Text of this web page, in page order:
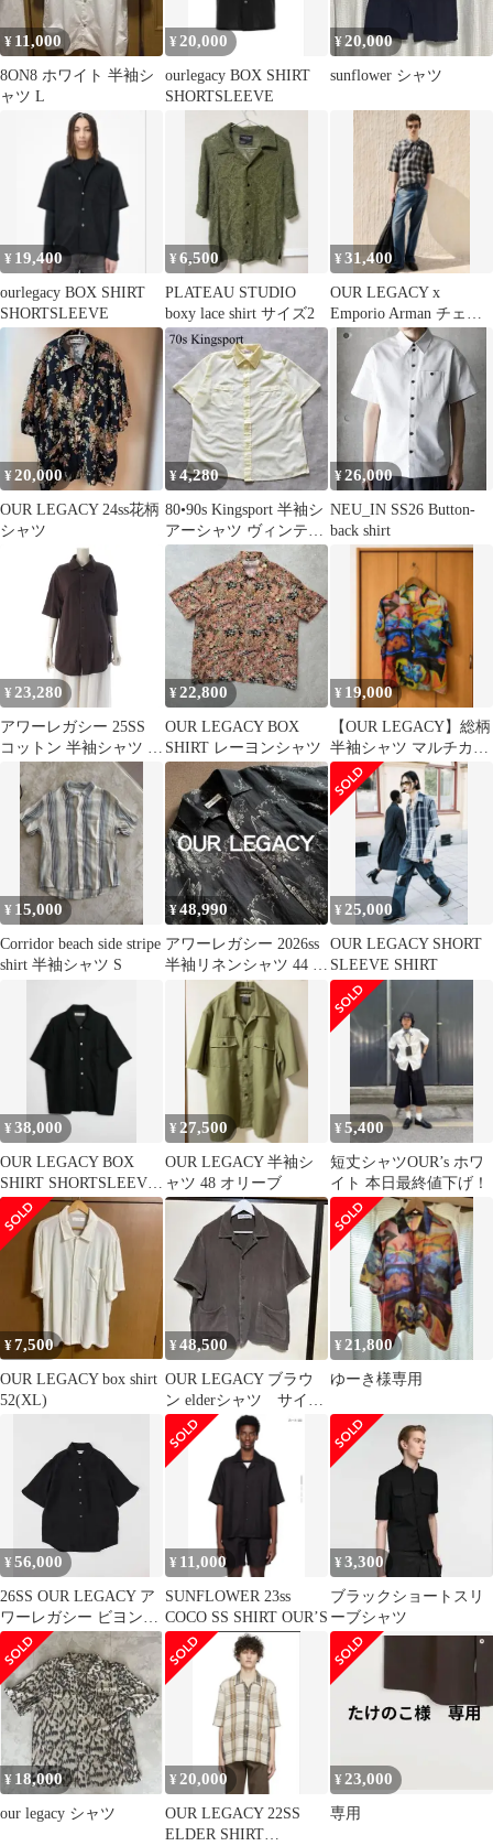
¥ 11,000
8ON8 ホワイト 半袖シ
ャツ L
¥ 20,000
ourlegacy BOX SHIRT
SHORTSLEEVE
¥20,000
sunflower シャツ
¥ 19,400
ourlegacy BOX SHIRT
SHORTSLEEVE
¥6,500
PLATEAU STUDIO
boxy lace shirt サイズ2
¥31,400
OUR LEGACY x
Emporio Arman チェッ
クシャツ
¥20,000
OUR LEGACY 24ss花柄
シャツ
¥4,280
80•90s Kingsport 半袖シ
アーシャツ ヴィンテー
ジ 開襟 レトロ
¥26,000
NEU_IN SS26 Button-
back shirt
¥ 23,280
アワーレガシー 25SS
コットン 半袖シャツ ト
ップス 51-231-10-
011321 ブラウン 46【中
古】
¥22,800
OUR LEGACY BOX
SHIRT レーヨンシャツ
¥ 19,000
【OUR LEGACY】総柄
半袖シャツ マルチカラ
ー
¥ 15,000
Corridor beach side stripe
shirt 半袖シャツ S
¥48,990
アワーレガシー 2026ss
半袖リネンシャツ 44 ア
クネ ルメール 麻混 S
¥25,000
OUR LEGACY SHORT
SLEEVE SHIRT
¥38,000
OUR LEGACY BOX
SHIRT SHORTSLEEVE
48
¥ 27,500
OUR LEGACY 半袖シ
ャツ 48 オリーブ
¥5,400
短丈シャツOUR’s ホワ
イト 本日最終値下げ！
¥7,500
OUR LEGACY box shirt
52(XL)
¥48,500
OUR LEGACY ブラウ
ン elderシャツ サイズ
46
¥ 21,800
ゆーき様専用
¥56,000
26SS OUR LEGACY ア
ワーレガシー ビヨンド
シャツ 黒 44
¥ 11,000
SUNFLOWER 23ss
COCO SS SHIRT OUR’S
¥3,300
ブラックショートスリ
ーブシャツ
¥ 18,000
our legacy シャツ
¥ 20,000
OUR LEGACY 22SS
ELDER SHIRT
¥23,000
専用